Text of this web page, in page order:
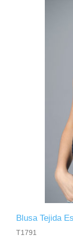
Blusa Tejida
T1791